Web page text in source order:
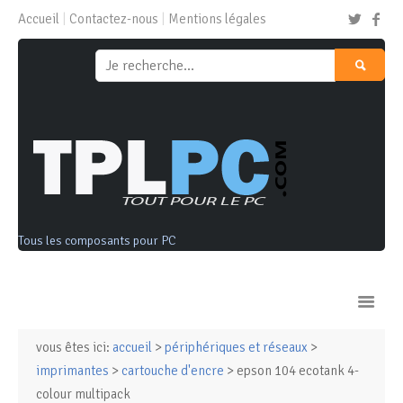
Accueil Contactez-nous Mentions légales
Tous les composants pour PC
Ordinateurs & Tablettes
vous êtes ici: accueil > périphériques et réseaux >
imprimantes > cartouche d'encre > epson 104 ecotank 4-
colour multipack